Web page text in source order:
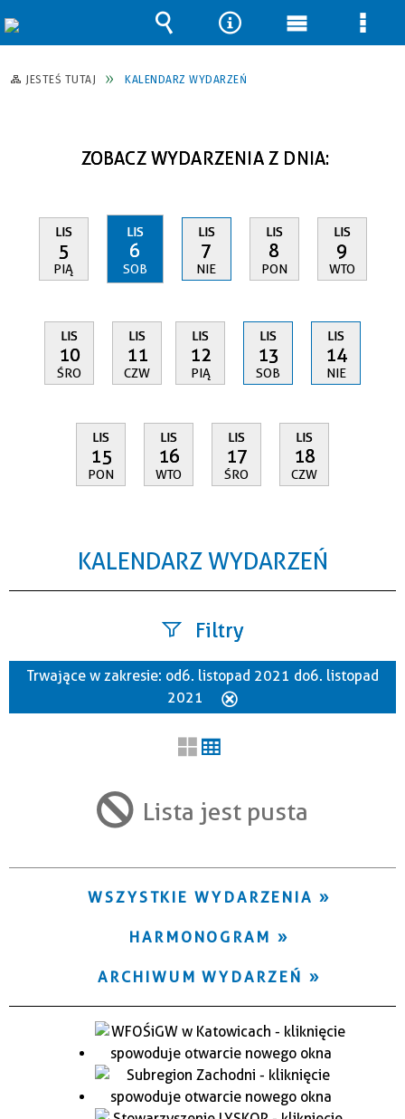
JESTEŚ TUTAJ KALENDARZ WYDARZEŃ
ZOBACZ WYDARZENIA Z DNIA:
LIS
5
PIĄ
LIS
6
SOB
LIS
7
NIE
LIS
8
PON
LIS
9
WTO
LIS
10
ŚRO
LIS
11
CZW
LIS
12
PIĄ
LIS
13
SOB
LIS
14
NIE
LIS
15
PON
LIS
16
WTO
LIS
17
ŚRO
LIS
18
CZW
KALENDARZ WYDARZEŃ
Filtry
Szukana fraza
Trwające w zakresie
Trwające w zakresie: od 6. listopad 2021 do 6. listopad
2021
Lista jest pusta
WSZYSTKIE WYDARZENIA
HARMONOGRAM
ARCHIWUM WYDARZEŃ
Wyszukiwarka
Narzędzia
Menu Menu